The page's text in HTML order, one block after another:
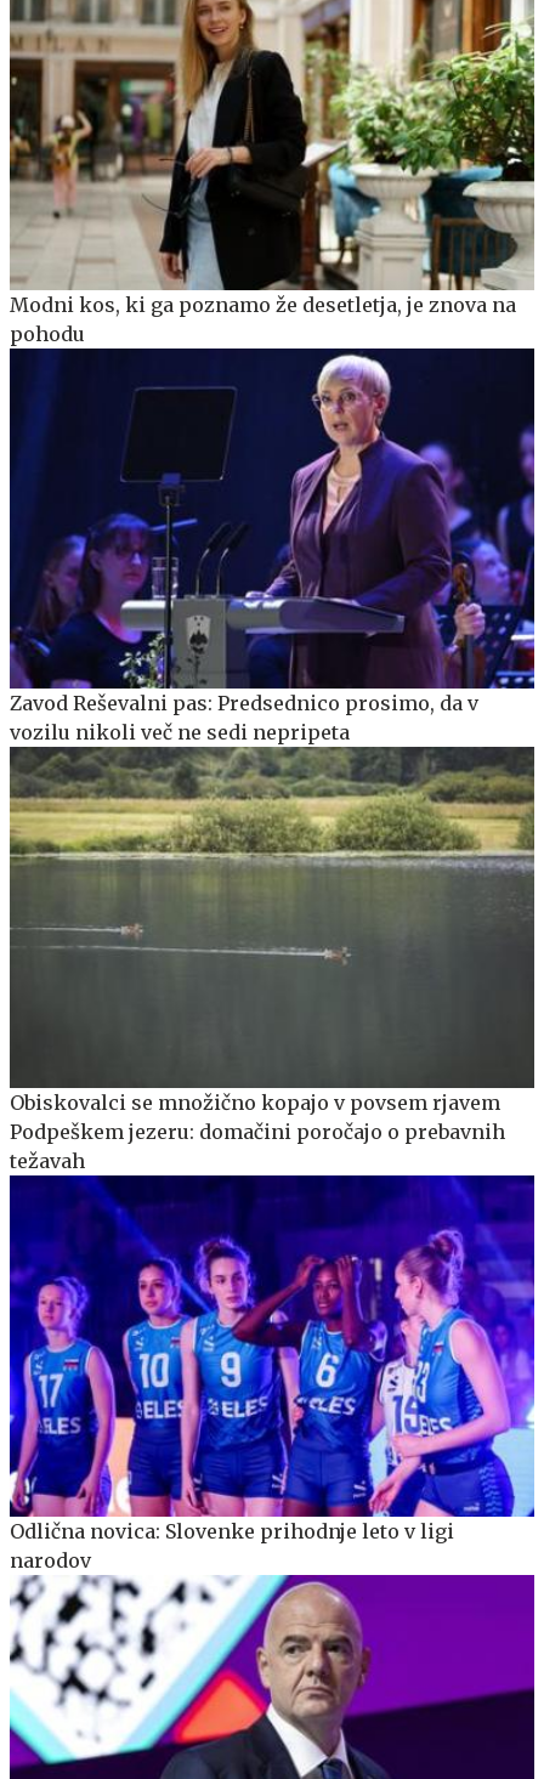
Modni kos, ki ga poznamo že desetletja, je znova na
pohodu
Zavod Reševalni pas: Predsednico prosimo, da v
vozilu nikoli več ne sedi nepripeta
Obiskovalci se množično kopajo v povsem rjavem
Podpeškem jezeru: domačini poročajo o prebavnih
težavah
Odlična novica: Slovenke prihodnje leto v ligi
narodov